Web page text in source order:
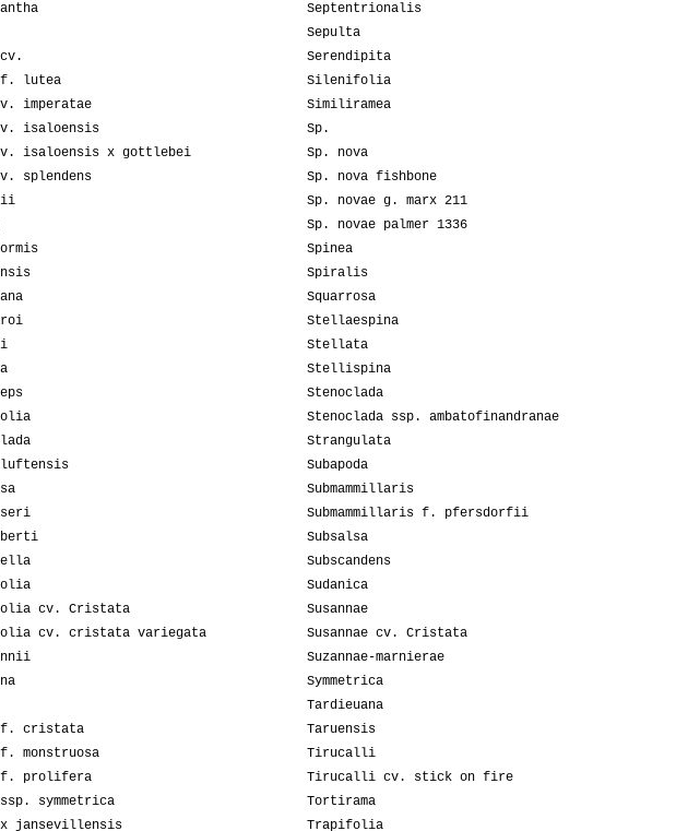
lutea
imperatae
isaloensis
isaloensis x gottlebei
splendens
cv. Cristata
cv. cristata variegata
f. cristata
f. monstruosa
f. prolifera
ssp. symmetrica
x jansevillensis
Septentrionalis
Sepulta
Serendipita
Silenifolia
Similiramea
Sp.
Sp. nova
Sp. nova fishbone
Sp. novae g. marx 211
Sp. novae palmer 1336
Spinea
Spiralis
Squarrosa
Stellaespina
Stellata
Stellispina
Stenoclada
Stenoclada ssp. ambatofinandranae
Strangulata
Subapoda
Submammillaris
Submammillaris f. pfersdorfii
Subsalsa
Subscandens
Sudanica
Susannae
Susannae cv. Cristata
Suzannae-marnierae
Symmetrica
Tardieuana
Taruensis
Tirucalli
Tirucalli cv. stick on fire
Tortirama
Trapifolia